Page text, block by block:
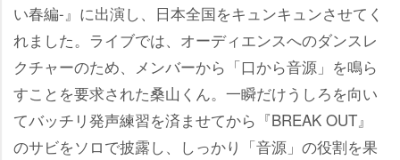
い春編-』に出演し、日本全国をキュンキュンさせてく
れました。ライブでは、オーディエンスへのダンスレ
クチャーのため、メンバーから「口から音源」を鳴ら
すことを要求された桑山くん。一瞬だけうしろを向い
てバッチリ発声練習を済ませてから『BREAK OUT』
のサビをソロで披露し、しっかり「音源」の役割を果